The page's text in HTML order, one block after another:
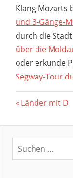
Klang Mozarts
und
durch die
über die
oder erkunde
Segway‑Tour
Vorheriger
Länder mit D